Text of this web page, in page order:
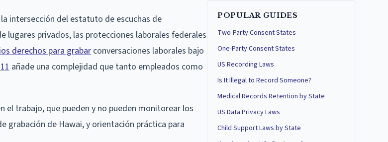
intersección del estatuto de escuchas de
lugares privados, las protecciones laborales federales
derechos para grabar conversaciones laborales bajo
añade una complejidad que tanto empleados como
el trabajo, que pueden y no pueden monitorear los
grabación de Hawai, y orientación práctica para
POPULAR GUIDES
Two-Party Consent States
One-Party Consent States
US Recording Laws
Is It Illegal to Record Someone?
Medical Records Retention by State
US Data Privacy Laws
Child Support Laws by State